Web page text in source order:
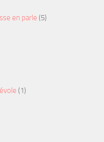
en parle (5)
(1)